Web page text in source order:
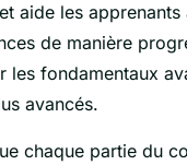
aide les
de manière
les fondamentaux
avancés.
chaque partie du